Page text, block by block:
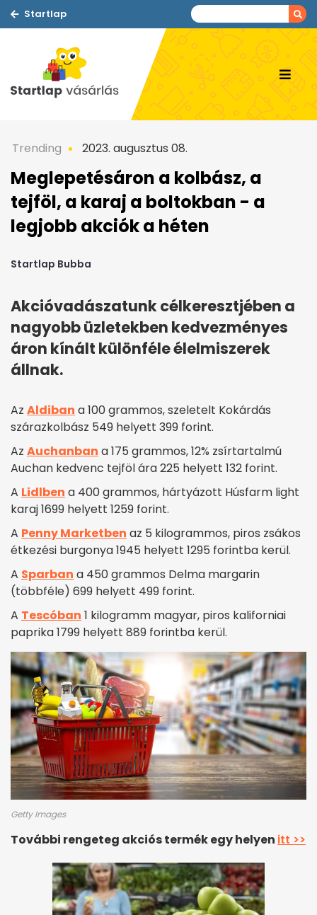
Startlap
Trending 2023. augusztus 08.
Meglepetésáron a kolbász, a
tejföl, a karaj a boltokban - a
legjobb akciók a héten
Startlap Bubba
Akcióvadászatunk célkeresztjében a
nagyobb üzletekben kedvezményes
áron kínált különféle élelmiszerek
állnak.
Az Aldiban a 100 grammos, szeletelt Kokárdás
szárazkolbász 549 helyett 399 forint.
Az Auchanban a 175 grammos, 12% zsírtartalmú
Auchan kedvenc tejföl ára 225 helyett 132 forint.
A Lidlben a 400 grammos, hártyázott Húsfarm light
karaj 1699 helyett 1259 forint.
A Penny Marketben az 5 kilogrammos, piros zsákos
étkezési burgonya 1945 helyett 1295 forintba kerül.
A Sparban a 450 grammos Delma margarin
(többféle) 699 helyett 499 forint.
A Tescóban 1 kilogramm magyar, piros kaliforniai
paprika 1799 helyett 889 forintba kerül.
Getty Images
További rengeteg akciós termék egy helyen itt >>